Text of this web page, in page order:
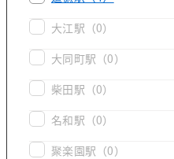
大江駅 （0）
大同町駅 （0）
柴田駅 （0）
名和駅 （0）
聚楽園駅 （0）